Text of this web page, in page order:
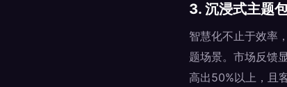
3. 沉浸式主题
智慧化不止于效率
题场景。市场反馈
高出50%以上，且